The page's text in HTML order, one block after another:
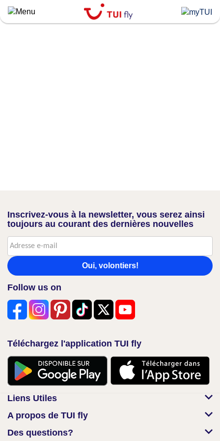
Skip
to
Inscrivez-vous à la newsletter, vous serez ainsi
toujours au courant des dernières nouvelles
Oui, volontiers!
Follow us on
Téléchargez l'application TUI fly
Liens Utiles
A propos de TUI fly
Des questions?